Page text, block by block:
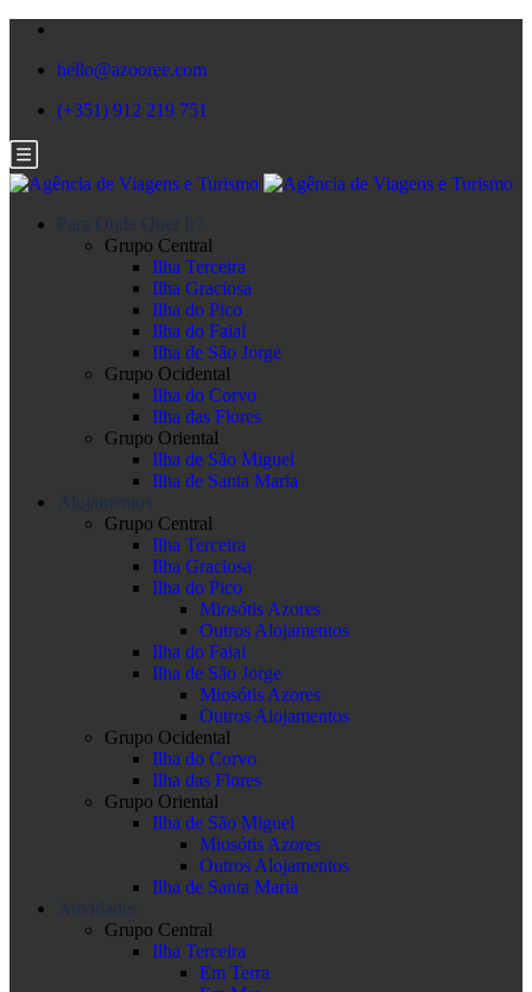
hello@azooree.com
(+351) 912 219 751
Para Onde Quer Ir?
Grupo Central
Ilha Terceira
Ilha Graciosa
Ilha do Pico
Ilha do Faial
Ilha de São Jorge
Grupo Ocidental
Ilha do Corvo
Ilha das Flores
Grupo Oriental
Ilha de São Miguel
Ilha de Santa Maria
Alojamentos
Grupo Central
Ilha Terceira
Ilha Graciosa
Ilha do Pico
Miosótis Azores
Outros Alojamentos
Ilha do Faial
Ilha de São Jorge
Miosótis Azores
Outros Alojamentos
Grupo Ocidental
Ilha do Corvo
Ilha das Flores
Grupo Oriental
Ilha de São Miguel
Miosótis Azores
Outros Alojamentos
Ilha de Santa Maria
Atividades
Grupo Central
Ilha Terceira
Em Terra